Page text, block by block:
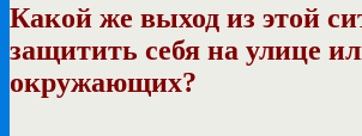
Какой же выход из этой
защитить себя на улице
окружающих?